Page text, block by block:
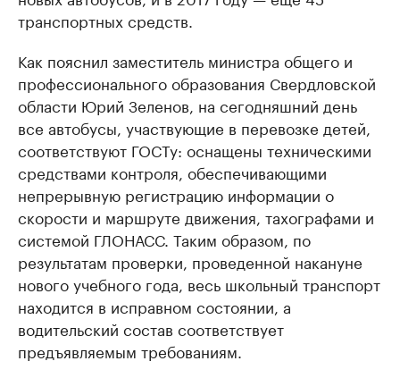
транспортных средств.
Как пояснил заместитель министра общего и
профессионального образования Свердловской
области Юрий Зеленов, на сегодняшний день
все автобусы, участвующие в перевозке детей,
соответствуют ГОСТу: оснащены техническими
средствами контроля, обеспечивающими
непрерывную регистрацию информации о
скорости и маршруте движения, тахографами и
системой ГЛОНАСС. Таким образом, по
результатам проверки, проведенной накануне
нового учебного года, весь школьный транспорт
находится в исправном состоянии, а
водительский состав соответствует
предъявляемым требованиям.